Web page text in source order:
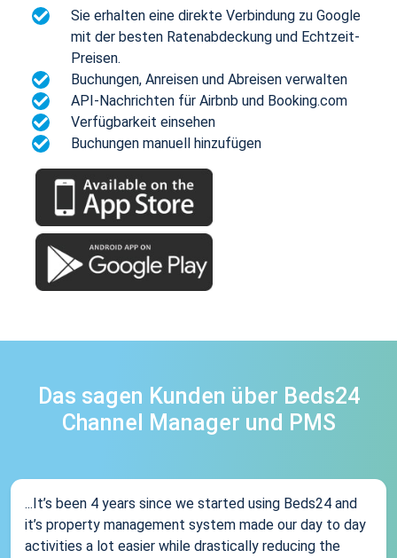
Sie erhalten eine direkte Verbindung zu Google
mit der besten Ratenabdeckung und Echtzeit-
Preisen.
Buchungen, Anreisen und Abreisen verwalten
API-Nachrichten für Airbnb und Booking.com
Verfügbarkeit einsehen
Buchungen manuell hinzufügen
Das sagen Kunden über Beds24
Channel Manager und PMS
...It’s been 4 years since we started using Beds24 and
it’s property management system made our day to day
activities a lot easier while drastically reducing the